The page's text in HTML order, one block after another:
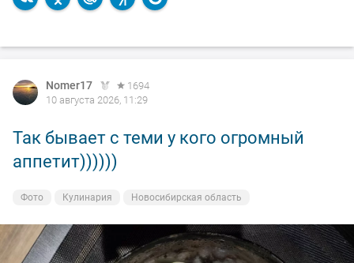
Nomer17
1694
10 августа 2026, 11:29
Так бывает с теми у кого огромный
аппетит))))))
Фото Кулинария Новосибирская область